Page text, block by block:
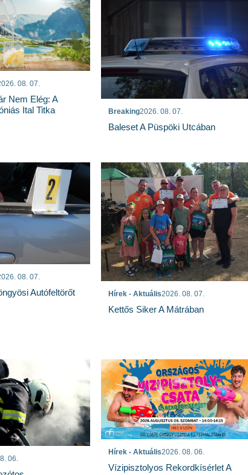
08. 07.
Nem Elég: A
Ital Titka
Breaking2026. 08. 07.
Baleset A Püspöki Utcában
08. 07.
Autófeltörőt Hírek - Aktuális2026. 08. 07.
Kettős Siker A Mátrában
06.
Hírek - Aktuális2026. 08. 06.
Vízipisztolyos Rekordkísérlet A